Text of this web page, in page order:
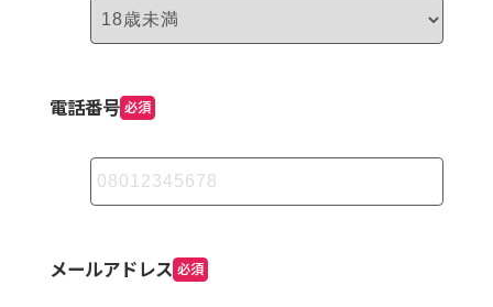
電話番号 必須
メールアドレス 必須